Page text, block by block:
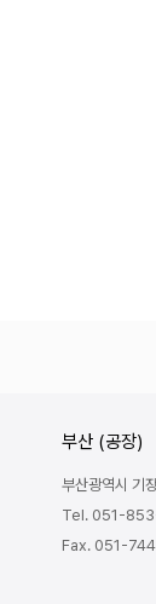
부산 (공장)
부산광역시
Tel. 051-
Fax. 051-